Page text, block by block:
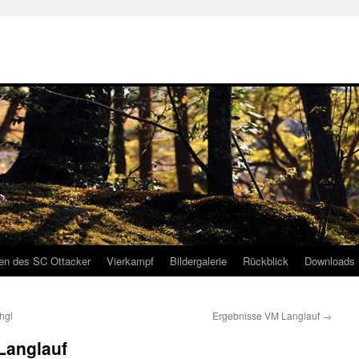
des SC Ottacker Vierkampf Bildergalerie Rückblick Downloads
Ergebnisse VM Langlauf →